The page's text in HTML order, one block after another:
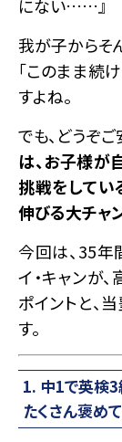
にない……』
我が子からそ
「このまま続
すよね。
でも、どうぞご
は、お子様が
挑戦をしてい
伸びる大チャ
今回は、35
イ・キャンが
ポイントと、
す。
1. 中1で英検3
たくさん褒め